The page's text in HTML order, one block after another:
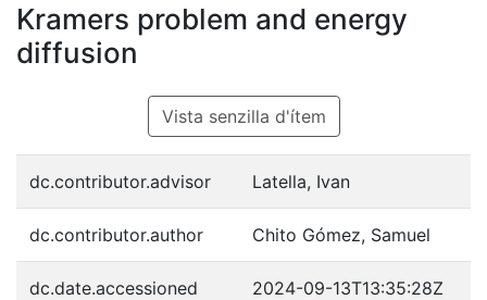
Kramers problem and energy
diffusion
Vista senzilla d'ítem
dc.contributor.advisor Latella, Ivan
dc.contributor.author Chito Gómez, Samuel
dc.date.accessioned 2024-09-13T13:35:28Z